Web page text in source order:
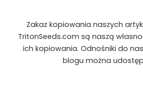
Zakaz kopiowania naszych
TritonSeeds.com są naszą
ich kopiowania. Odnośniki do
blogu można